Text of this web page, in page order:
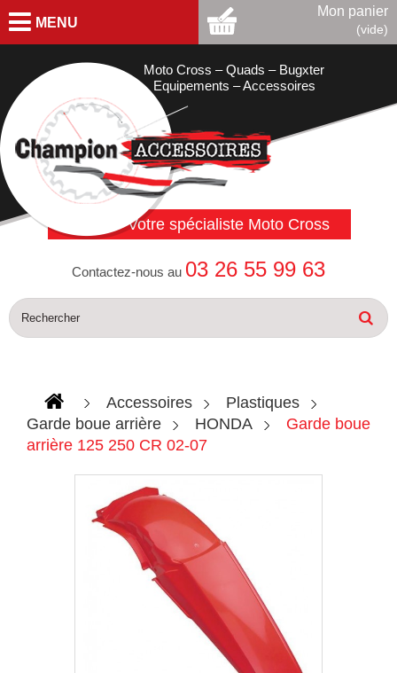
MENU
Mon panier
(vide)
Moto Cross – Quads – Bugxter
Equipements – Accessoires
Votre spécialiste Moto Cross
Contactez-nous au 03 26 55 99 63
Accessoires
Plastiques
Garde boue arrière
HONDA
Garde boue
arrière 125 250 CR 02-07